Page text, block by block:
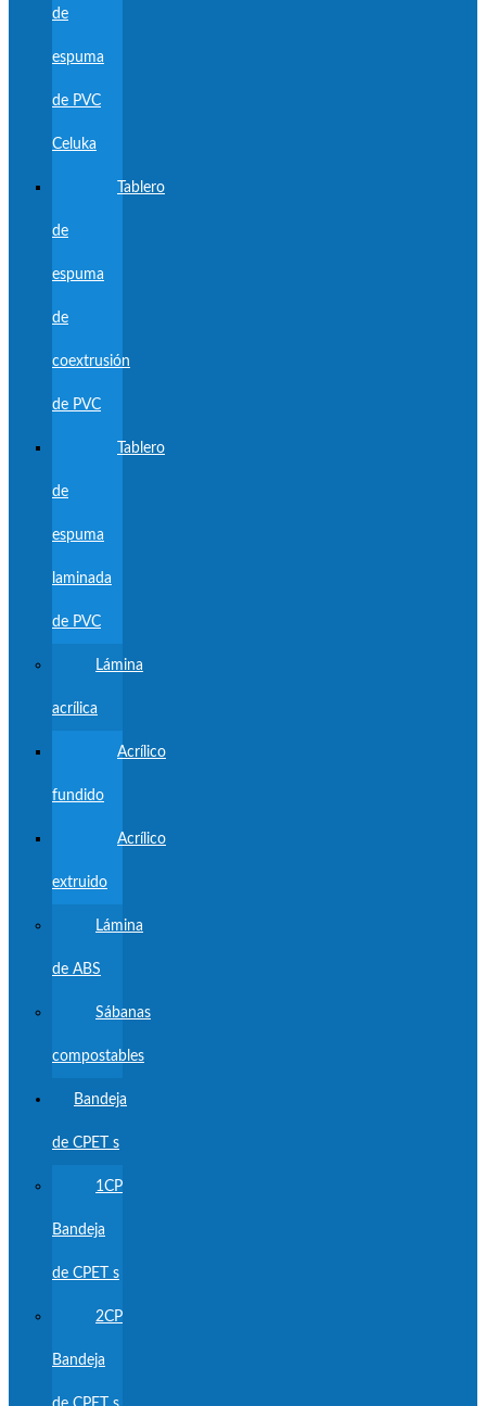
de
espuma
de PVC
Celuka
Tablero
de
espuma
de
coextrusión
de PVC
Tablero
de
espuma
laminada
de PVC
Lámina
acrílica
Acrílico
fundido
Acrílico
extruido
Lámina
de ABS
Sábanas
compostables
Bandeja
de CPET s
1CP
Bandeja
de CPET s
2CP
Bandeja